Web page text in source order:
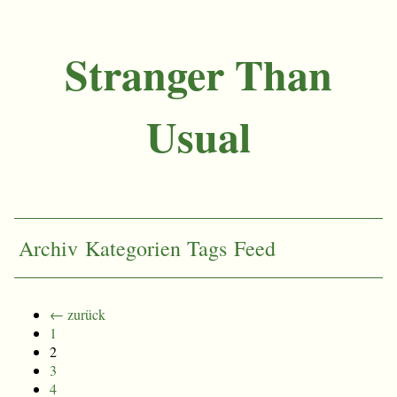
Stranger Than
Usual
Archiv Kategorien Tags Feed
← zurück
1
2
3
4